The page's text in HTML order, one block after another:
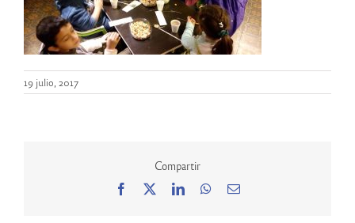
19 julio, 2017
Compartir
Facebook LinkedInWhatsApp
Correo